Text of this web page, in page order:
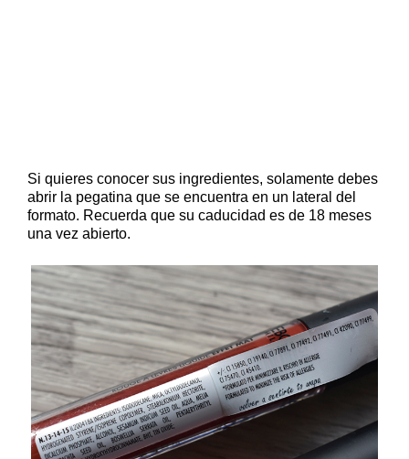
Si quieres conocer sus ingredientes, solamente debes
abrir la pegatina que se encuentra en un lateral del
formato. Recuerda que su caducidad es de 18 meses
una vez abierto.